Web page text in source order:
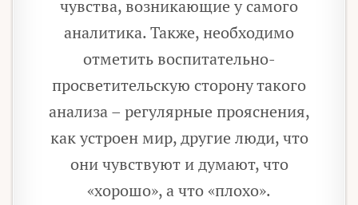
чувства, возникающие у самого
аналитика. Также, необходимо
отметить воспитательно-
просветительскую сторону такого
анализа – регулярные прояснения,
как устроен мир, другие люди, что
они чувствуют и думают, что
«хорошо», а что «плохо».